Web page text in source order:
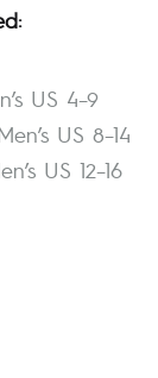
US 4–9
US 8–14
US 12–16